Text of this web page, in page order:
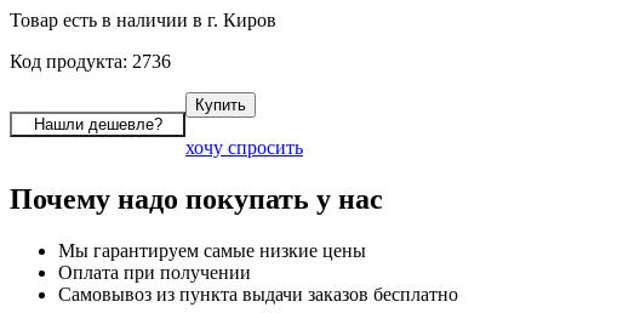
Товар есть в наличии в г. Киров
Код продукта: 2736
хочу спросить
Почему надо покупать у нас
Мы гарантируем самые низкие цены
Оплата при получении
Самовывоз из пункта выдачи заказов бесплатно